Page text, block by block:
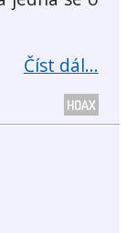
Číst dál...
HOAX